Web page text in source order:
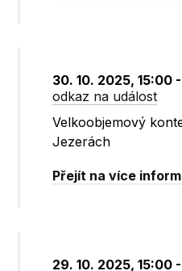
30. 10. 2025, 15:00
odkaz na událost
Velkoobjemový
Jezerách
Přejít na více
29. 10. 2025, 15:00